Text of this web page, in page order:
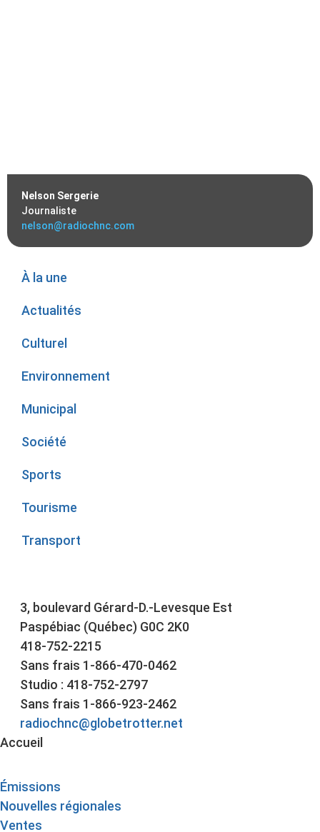
Nelson Sergerie
Journaliste
nelson@radiochnc.com
À la une
Actualités
Culturel
Environnement
Municipal
Société
Sports
Tourisme
Transport
3, boulevard Gérard-D.-Levesque Est
Paspébiac (Québec) G0C 2K0
418-752-2215
Sans frais 1-866-470-0462
Studio : 418-752-2797
Sans frais 1-866-923-2462
radiochnc@globetrotter.net
Accueil
Émissions
Nouvelles régionales
Ventes